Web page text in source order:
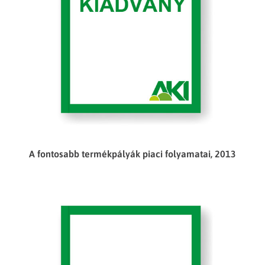
A fontosabb termékpályák piaci folyamatai, 2013